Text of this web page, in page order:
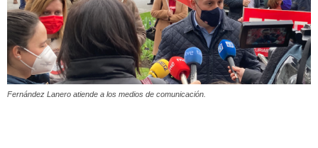
Fernández Lanero atiende a los medios de comunicación.